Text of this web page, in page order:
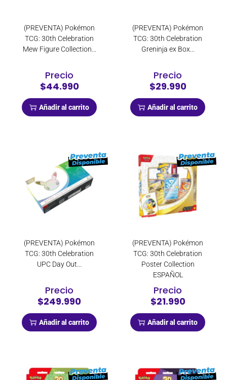
(PREVENTA) Pokémon
TCG: 30th Celebration
Mew Figure Collection...
Precio
$44.990
Añadir al carrito
(PREVENTA) Pokémon
TCG: 30th Celebration
Greninja ex Box...
Precio
$29.990
Añadir al carrito
(PREVENTA) Pokémon
TCG: 30th Celebration
UPC Day Out...
Precio
$249.990
Añadir al carrito
(PREVENTA) Pokémon
TCG: 30th Celebration
Poster Collection
ESPAÑOL
Precio
$21.990
Añadir al carrito